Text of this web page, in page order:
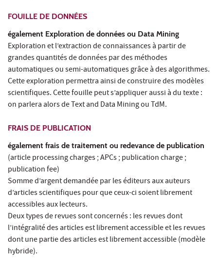
FOUILLE DE DONNÉES
également Exploration de données ou Data Mining
Exploration et l’extraction de connaissances à partir de
grandes quantités de données par des méthodes
automatiques ou semi-automatiques grâce à des algorithmes.
Cette exploration permettra ainsi de construire des modèles
scientifiques. Cette fouille peut s’appliquer aussi à du texte :
on parlera alors de Text and Data Mining ou TdM.
FRAIS DE PUBLICATION
également frais de traitement ou redevance de publication
(article processing charges ; APCs ; publication charge ;
publication fee)
Somme d’argent demandée par les éditeurs aux auteurs
d’articles scientifiques pour que ceux-ci soient librement
accessibles aux lecteurs.
Deux types de revues sont concernés : les revues dont
l’intégralité des articles est librement accessible et les revues
dont une partie des articles est librement accessible (modèle
hybride).